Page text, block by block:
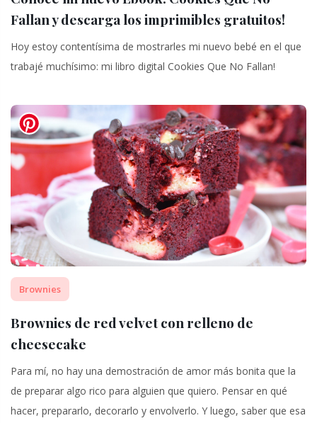
Fallan y descarga los imprimibles gratuitos!
Hoy estoy contentísima de mostrarles mi nuevo bebé en el que
trabajé muchísimo: mi libro digital Cookies Que No Fallan!
Brownies
Brownies de red velvet con relleno de
cheesecake
Para mí, no hay una demostración de amor más bonita que la
de preparar algo rico para alguien que quiero. Pensar en qué
hacer, prepararlo, decorarlo y envolverlo. Y luego, saber que esa